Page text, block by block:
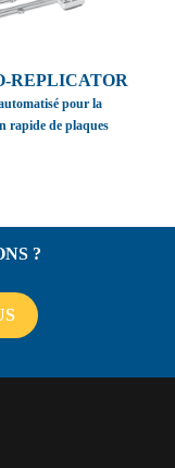
REPLICATOR
pour la
rapide de plaques
?